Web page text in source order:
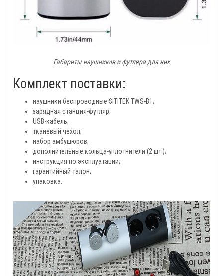
Габариты наушников и футляра для них
Комплект поставки:
наушники беспроводные SITITEK TWS-B1;
зарядная станция-футляр;
USB-кабель;
тканевый чехол;
набор амбушюров;
дополнительные кольца-уплотнители (2 шт.);
инструкция по эксплуатации;
гарантийный талон;
упаковка.